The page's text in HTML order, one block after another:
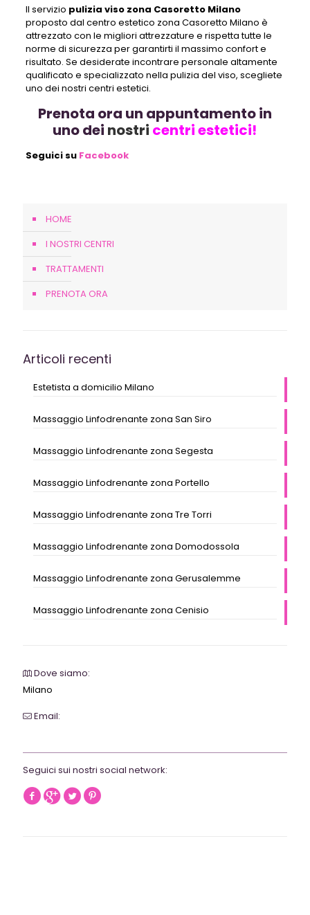
Il servizio pulizia viso zona Casoretto Milano
proposto dal centro estetico zona Casoretto Milano è
attrezzato con le migliori attrezzature e rispetta tutte le
norme di sicurezza per garantirti il massimo confort e
risultato. Se desiderate incontrare personale altamente
qualificato e specializzato nella pulizia del viso, scegliete
uno dei nostri centri estetici.
Prenota ora un appuntamento in
uno dei nostri centri estetici!
Seguici su Facebook
HOME
I NOSTRI CENTRI
TRATTAMENTI
PRENOTA ORA
Articoli recenti
Estetista a domicilio Milano
Massaggio Linfodrenante zona San Siro
Massaggio Linfodrenante zona Segesta
Massaggio Linfodrenante zona Portello
Massaggio Linfodrenante zona Tre Torri
Massaggio Linfodrenante zona Domodossola
Massaggio Linfodrenante zona Gerusalemme
Massaggio Linfodrenante zona Cenisio
Dove siamo:
Milano
Email:
Seguici sui nostri social network: